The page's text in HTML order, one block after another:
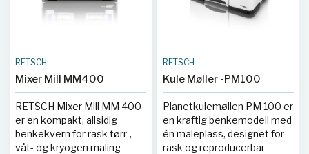
RETSCH
Mixer Mill MM400
RETSCH Mixer Mill MM 400
er en kompakt, allsidig
benkekvern for rask tørr-,
våt- og kryogen maling
RETSCH
Kule Møller -PM100
Planetkulemøllen PM 100 er
en kraftig benkemodell med
én maleplass, designet for
rask og reproducerbar